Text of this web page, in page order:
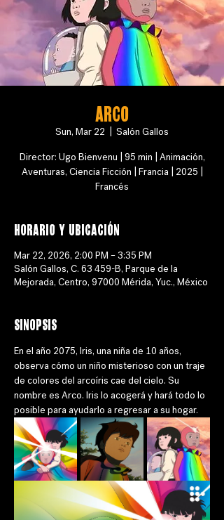
ARCO
Sun, Mar 22
Salón Gallos
Director: Ugo Bienvenu | 95 min | Animación,
Aventuras, Ciencia Ficción | Francia | 2025 |
Francés
Horario y ubicación
Mar 22, 2026, 2:00 PM – 3:35 PM
Salón Gallos, C. 63 459-B, Parque de la
Mejorada, Centro, 97000 Mérida, Yuc., México
Sinopsis
En el año 2075, Iris, una niña de 10 años,
observa cómo un niño misterioso con un traje
de colores del arcoíris cae del cielo. Su
nombre es Arco. Iris lo acogerá y hará todo lo
posible para ayudarlo a regresar a su hogar.